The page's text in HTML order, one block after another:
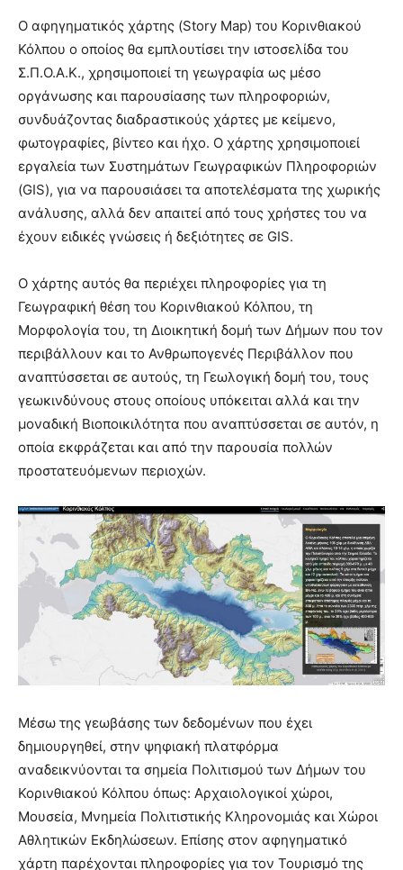
Ο αφηγηματικός χάρτης (Story Map) του Κορινθιακού
Κόλπου ο οποίος θα εμπλουτίσει την ιστοσελίδα του
Σ.Π.Ο.Α.Κ., χρησιμοποιεί τη γεωγραφία ως μέσο
οργάνωσης και παρουσίασης των πληροφοριών,
συνδυάζοντας διαδραστικούς χάρτες με κείμενο,
φωτογραφίες, βίντεο και ήχο. Ο χάρτης χρησιμοποιεί
εργαλεία των Συστημάτων Γεωγραφικών Πληροφοριών
(GIS), για να παρουσιάσει τα αποτελέσματα της χωρικής
ανάλυσης, αλλά δεν απαιτεί από τους χρήστες του να
έχουν ειδικές γνώσεις ή δεξιότητες σε GIS.
Ο χάρτης αυτός θα περιέχει πληροφορίες για τη
Γεωγραφική θέση του Κορινθιακού Κόλπου, τη
Μορφολογία του, τη Διοικητική δομή των Δήμων που τον
περιβάλλουν και το Ανθρωπογενές Περιβάλλον που
αναπτύσσεται σε αυτούς, τη Γεωλογική δομή του, τους
γεωκινδύνους στους οποίους υπόκειται αλλά και την
μοναδική Βιοποικιλότητα που αναπτύσσεται σε αυτόν, η
οποία εκφράζεται και από την παρουσία πολλών
προστατευόμενων περιοχών.
Μέσω της γεωβάσης των δεδομένων που έχει
δημιουργηθεί, στην ψηφιακή πλατφόρμα
αναδεικνύονται τα σημεία Πολιτισμού των Δήμων του
Κορινθιακού Κόλπου όπως: Αρχαιολογικοί χώροι,
Μουσεία, Μνημεία Πολιτιστικής Κληρονομιάς και Χώροι
Αθλητικών Εκδηλώσεων. Επίσης στον αφηγηματικό
χάρτη παρέχονται πληροφορίες για τον Τουρισμό της